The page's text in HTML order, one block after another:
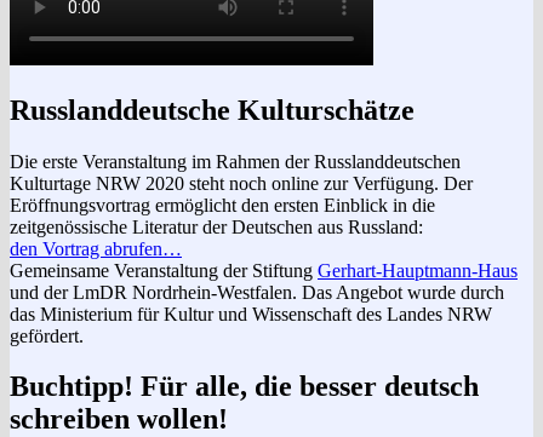
Russlanddeutsche Kulturschätze
Die erste Veranstaltung im Rahmen der Russlanddeutschen
Kulturtage NRW 2020 steht noch online zur Verfügung. Der
Eröffnungsvortrag ermöglicht den ersten Einblick in die
zeitgenössische Literatur der Deutschen aus Russland:
den Vortrag abrufen…
Gemeinsame Veranstaltung der Stiftung Gerhart-Hauptmann-Haus
und der LmDR Nordrhein-Westfalen. Das Angebot wurde durch
das Ministerium für Kultur und Wissenschaft des Landes NRW
gefördert.
Buchtipp! Für alle, die besser deutsch
schreiben wollen!